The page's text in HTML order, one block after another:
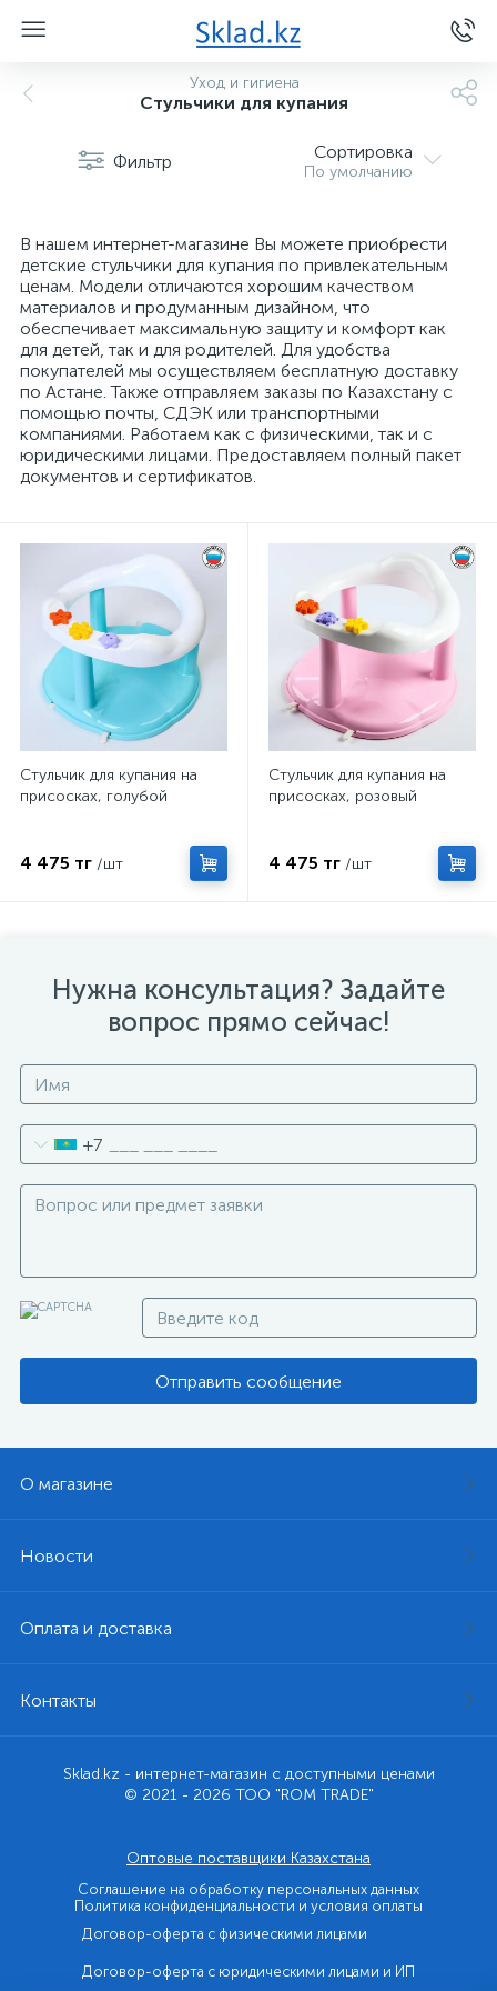
Уход и гигиена
Стульчики для купания
Фильтр Сортировка
По умолчанию
В нашем интернет-магазине Вы можете приобрести
детские стульчики для купания по привлекательным
ценам. Модели отличаются хорошим качеством
материалов и продуманным дизайном, что
обеспечивает максимальную защиту и комфорт как
для детей, так и для родителей. Для удобства
покупателей мы осуществляем бесплатную доставку
по Астане. Также отправляем заказы по Казахстану с
помощью почты, СДЭК или транспортными
компаниями. Работаем как с физическими, так и с
юридическими лицами. Предоставляем полный пакет
документов и сертификатов.
Стульчик для купания на
присосках, голубой
4 475 тг /шт
Стульчик для купания на
присосках, розовый
4 475 тг /шт
Нужна консультация? Задайте
вопрос прямо сейчас!
+7
Отправить сообщение
О магазине
Новости
Оплата и доставка
Контакты
Sklad.kz - интернет-магазин с доступными ценами
© 2021 - 2026 ТОО "ROM TRADE"
Оптовые поставщики Казахстана
Соглашение на обработку персональных данных
Политика конфиденциальности и условия оплаты
Договор-оферта с физическими лицами
Договор-оферта с юридическими лицами и ИП